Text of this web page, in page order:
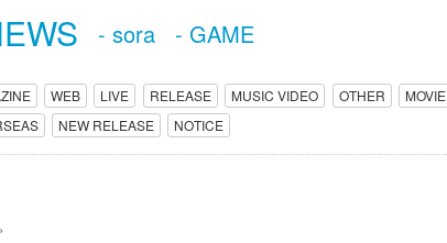
- sora - GAME
WEB LIVE RELEASE MUSIC VIDEO OTHER MOVIE
NEW RELEASE NOTICE